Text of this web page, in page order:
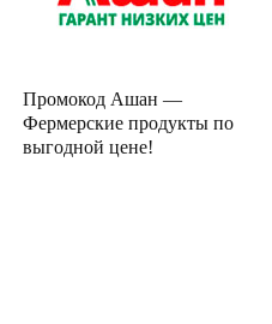
Промокод Ашан —
Фермерские продукты по
выгодной цене!